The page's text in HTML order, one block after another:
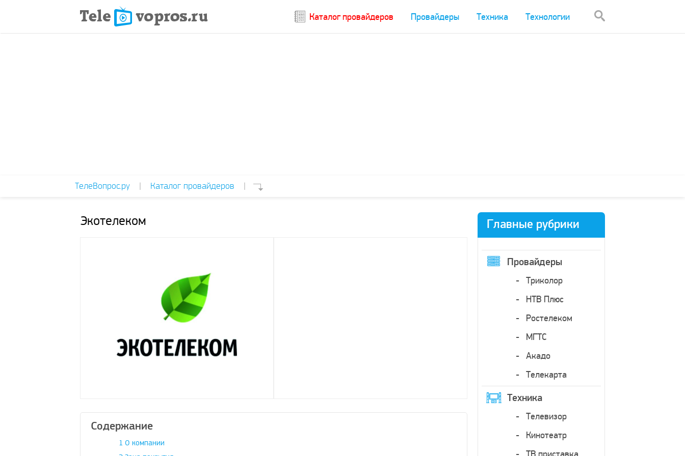
Каталог провайдеров Провайдеры Техника Технологии
ТелеВопрос.ру | Каталог провайдеров |
Главные рубрики
Провайдеры
Триколор
НТВ Плюс
Ростелеком
МГТС
Акадо
Телекарта
Техника
Телевизор
Кинотеатр
Экотелеком
Содержание
1 О компании